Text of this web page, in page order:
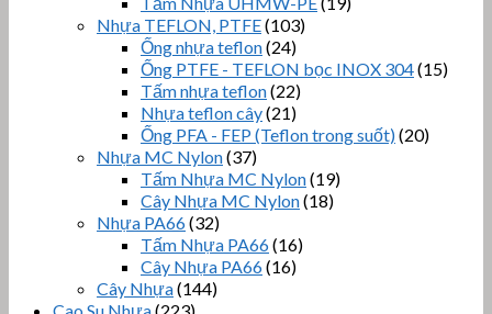
Nhựa TEFLON, PTFE(103)
Ống nhựa teflon(24)
Ống PTFE - TEFLON bọc INOX 304(15)
Tấm nhựa teflon(22)
Nhựa teflon cây(21)
Ống PFA - FEP (Teflon trong suốt)(20)
Nhựa MC Nylon(37)
Tấm Nhựa MC Nylon(19)
Cây Nhựa MC Nylon(18)
Nhựa PA66(32)
Tấm Nhựa PA66(16)
Cây Nhựa PA66(16)
Cây Nhựa(144)